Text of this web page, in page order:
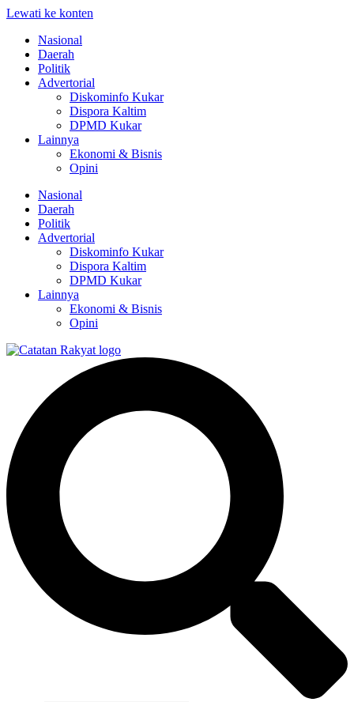
Lewati ke konten
Nasional
Daerah
Politik
Advertorial
Diskominfo Kukar
Dispora Kaltim
DPMD Kukar
Lainnya
Ekonomi & Bisnis
Opini
Nasional
Daerah
Politik
Advertorial
Diskominfo Kukar
Dispora Kaltim
DPMD Kukar
Lainnya
Ekonomi & Bisnis
Opini